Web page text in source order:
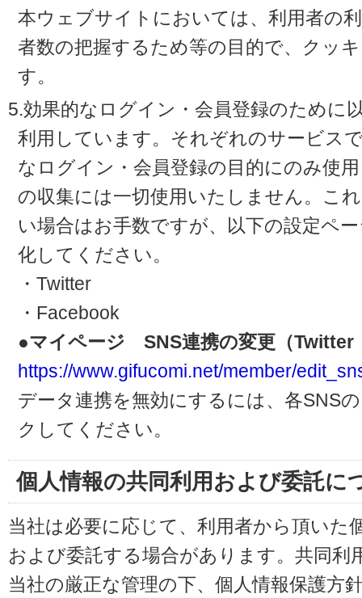
本ウェブサイトにおいては、利用者の
者数の把握するため等の目的で、クッ
す。
5.効果的なログイン・会員登録のために
利用しています。それぞれのサービス
なログイン・会員登録の目的にのみ使
の収集には一切使用いたしません。こ
い場合はお手数ですが、以下の設定ペ
化してください。
・Twitter
・Facebook
●マイページ SNS連携の変更（Twitter
https://www.gifucomi.net/member/
データ連携を無効にするには、各SNS
クしてください。
個人情報の共同利用および委託に
当社は必要に応じて、利用者から頂いた
および委託する場合があります。共同利
当社の厳正な管理の下、個人情報保護方